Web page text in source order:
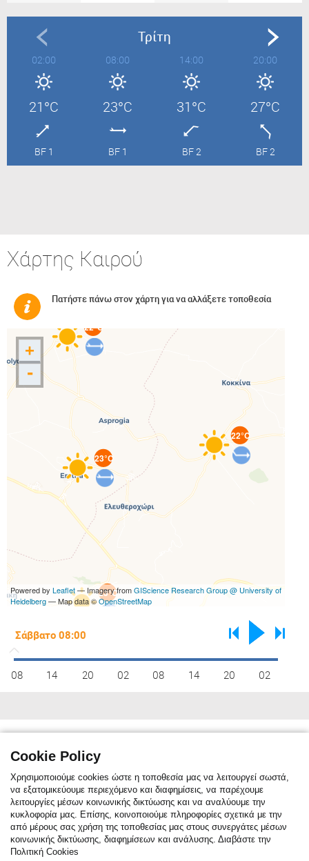
Τρίτη
02:00
21°C
BF 1
08:00
23°C
BF 1
14:00
31°C
BF 2
20:00
27°C
BF 2
Χάρτης Καιρού
Πατήστε πάνω στον χάρτη για να αλλάξετε τοποθεσία
23°C
22°C
23°C
22°C
+
-
Powered by Leaflet— Imagery fromGIScience Research Group @ University of
Heidelberg— Map data ©OpenStreetMap
08 14 20 02 08 14 20 02
Η κλιματική αναφορά δείχνει τη μηνιαία μέση θερμοκρασία. Η κόκκινη
γραμμή είναι η μέση μέγιστη θερμοκρασία, ενώ η μπλε γραμμή είναι η
μέση ελάχιστη θερμοκρασία. Η μπλε στήλες δείχνουν τον μέσο όρο
ημερών/μήνα με βροχόπτωση. Για το τελευταίο εικοσιτετράωρο μέρα
Cookie Policy
Χρησιμοποιούμε cookies ώστε η τοποθεσία μας να λειτουργεί σωστά,
να εξατομικεύουμε περιεχόμενο και διαφημίσεις, να παρέχουμε
λειτουργίες μέσων κοινωνικής δικτύωσης και να αναλύουμε την
κυκλοφορία μας. Επίσης, κοινοποιούμε πληροφορίες σχετικά με την
από μέρους σας χρήση της τοποθεσίας μας στους συνεργάτες μέσων
κοινωνικής δικτύωσης, διαφημίσεων και ανάλυσης. Διαβάστε την
Πολιτική Cookies